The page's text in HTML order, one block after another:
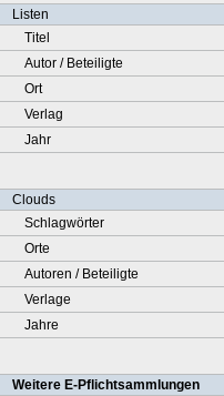
Listen
Titel
Autor / Beteiligte
Ort
Verlag
Jahr
Clouds
Schlagwörter
Orte
Autoren / Beteiligte
Verlage
Jahre
Weitere E-Pflichtsammlungen